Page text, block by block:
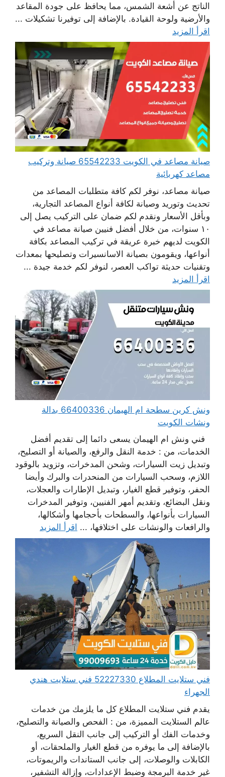
الناتج عن أشعة الشمس، مما يحافظ على جودة المقاعد
والأرضية ولوحة القيادة. بالإضافة إلى توفيرنا تشكيلات ...
اقرأ المزيد
صيانة مصاعد في الكويت 65542233 صيانة وتركيب
مصاعد كهربائية
صيانة مصاعد، نوفر لكم كافة متطلبات المصاعد من
تحديث وتوريد وصيانة لكافة أنواع المصاعد التجارية،
وبأقل الأسعار ونقدم لكم ضمان على التركيب يصل إلى
١٠ سنوات، من خلال أفضل فنيين صيانة مصاعد في
الكويت لديهم خبرة عريقة في تركيب المصاعد بكافة
أنواعها، ويقومون بصيانة الاسانسيرات وتصليحها بمعدات
وتقنيات حديثة تواكب العصر، لنوفر لكم خدمة جيدة ...
اقرأ المزيد
ونش كرين سطحة ام الهيمان 66400336 بدالة
ونشات الكويت
فني ونش ام الهيمان يسعى دائما إلى تقديم أفضل
الخدمات، من : خدمة النقل والرفع، والصيانة أو التصليح،
وتبديل زيت السيارات، وشحن المدخرات، وتزويد بالوقود
اللازم، وسحب السيارات من المنحدرات والبرك وأيضا
الحفر، وتوفير قطع الغيار، وتبديل الإطارات والعجلات،
ونقل البضائع، وتقديم أمهر الفنيين، وتوفير المدخرات
السيارات بأنواعها، والسطحات بأحجامها وأشكالها،
والرافعات والونشات على اختلافها، ... اقرأ المزيد
فني ستلايت المطلاع 52227330 فني ستلايت هندي
الجهراء
يقدم فني ستلايت المطلاع كل ما يلزمك من خدمات
عالم الستلايت المميزة، من : الفحص والصيانة والتصليح،
وخدمات الفك أو التركيب إلى جانب النقل السريع،
بالإضافة إلى ما يوفره من قطع الغيار والملحقات، أو
الكابلات والوصلات، إلى جانب الستاندات والريموتات،
غير خدمة البرمجة وضبط الإعدادات، وإزالة التشفير،